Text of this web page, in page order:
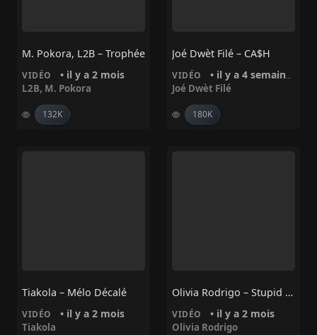
M. Pokora, L2B – Trophée
VIDÉO • il y a 2 mois
L2B, M. Pokora
132K
Joé Dwèt Filé – CA$H
VIDÉO • il y a 4 semaines
Joé Dwèt Filé
180K
Tiakola – Mélo Décalé
VIDÉO • il y a 2 mois
Tiakola
Olivia Rodrigo – Stupid Song
VIDÉO • il y a 2 mois
Olivia Rodrigo